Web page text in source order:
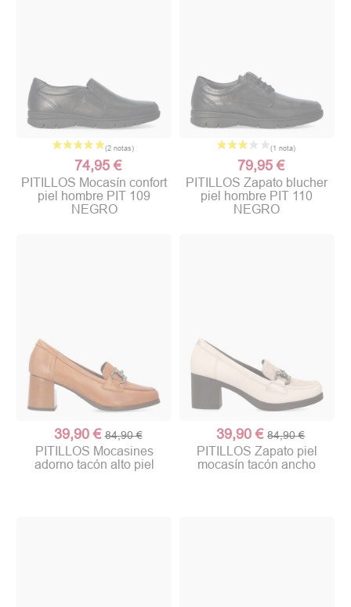
74,95 €
PITILLOS Mocasín confort
piel hombre PIT 109
NEGRO
79,95 €
PITILLOS Zapato blucher
piel hombre PIT 110
NEGRO
39,90 € 84,90 €
PITILLOS Mocasines
adorno tacón alto piel
39,90 € 84,90 €
PITILLOS Zapato piel
mocasín tacón ancho